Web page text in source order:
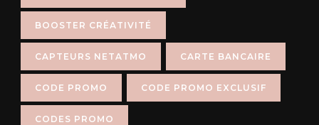
BOOSTER CRÉATIVITÉ
CAPTEURS NETATMO CARTE BANCAIRE
CODE PROMO CODE PROMO EXCLUSIF
CODES PROMO